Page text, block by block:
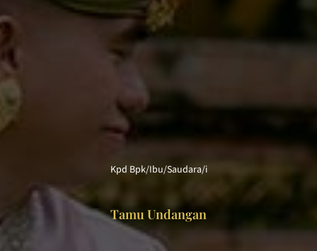
Kpd Bpk/Ibu/Saudara/i
Tamu Undangan